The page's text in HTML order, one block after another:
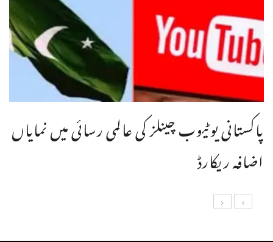
پاکستانی یوٹیوب چینلز کی عالمی رسائی میں نمایاں
اضافہ ریکارڈ